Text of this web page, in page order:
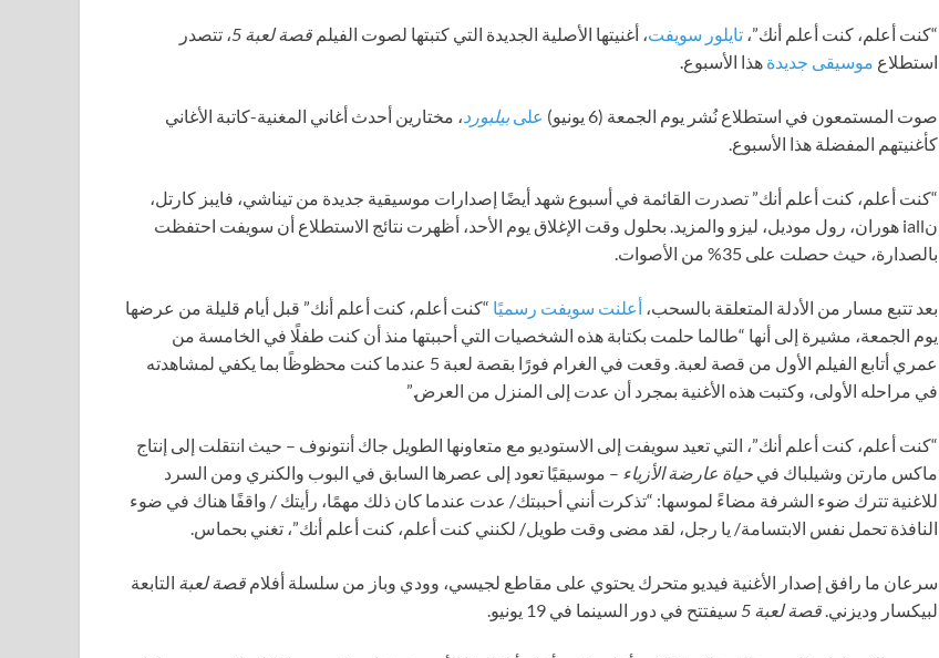
“كنت أعلم، كنت أعلم أنك”، تايلور سويفت، أغنيتها الأصلية الجديدة التي كتبتها لصوت الفيلم قصة لعبة 5
، تتصدر
استطلاع موسيقى جديدة هذا الأسبوع.
صوت المستمعون في استطلاع نُشر يوم الجمعة (6 يونيو) على بيلبورد ، مختارين أحدث أغاني المغنية-كاتبة الأغاني
كأغنيتهم المفضلة هذا الأسبوع.
“كنت أعلم، كنت أعلم أنك” تصدرت القائمة في أسبوع شهد أيضًا إصدارات موسيقية جديدة من تيناشي، فايبز كارتل،
نiall هوران، رول موديل، ليزو والمزيد. بحلول وقت الإغلاق يوم الأحد، أظهرت نتائج الاستطلاع أن سويفت احتفظت
بالصدارة، حيث حصلت على 35% من الأصوات.
بعد تتبع مسار من الأدلة المتعلقة بالسحب، أعلنت سويفت رسميًا “كنت أعلم، كنت أعلم أنك” قبل أيام قليلة من عرضها
يوم الجمعة، مشيرة إلى أنها “طالما حلمت بكتابة هذه الشخصيات التي أحببتها منذ أن كنت طفلًا في الخامسة من
عمري أتابع الفيلم الأول من قصة لعبة. وقعت في الغرام فورًا بقصة لعبة 5 عندما كنت محظوظًا بما يكفي لمشاهدته
في مراحله الأولى، وكتبت هذه الأغنية بمجرد أن عدت إلى المنزل من العرض.”
“كنت أعلم، كنت أعلم أنك”، التي تعيد سويفت إلى الاستوديو مع متعاونها الطويل جاك أنتونوف – حيث انتقلت إلى إنتاج
ماكس مارتن وشيلباك في حياة عارضة الأزياء – موسيقيًا تعود إلى عصرها السابق في البوب والكنري ومن السرد
للاغنية تترك ضوء الشرفة مضاءً لموسها: “تذكرت أنني أحببتك/ عدت عندما كان ذلك مهمًا، رأيتك / واقفًا هناك في ضوء
النافذة تحمل نفس الابتسامة/ يا رجل، لقد مضى وقت طويل/ لكنني كنت أعلم، كنت أعلم أنك”، تغني بحماس.
سرعان ما رافق إصدار الأغنية فيديو متحرك يحتوي على مقاطع لجيسي، وودي وباز من سلسلة أفلام قصة لعبة التابعة
لبيكسار وديزني. قصة لعبة 5 سيفتتح في دور السينما في 19 يونيو.